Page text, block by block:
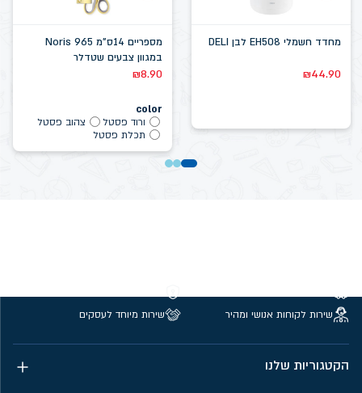
מחדד חשמלי EH508 לבן DELI
₪44.90
מספריים 14ס"מ Noris 965
במגוון צבעים שטדלר
₪8.90
color
ורוד פסטל
צהוב פסטל
תכלת פסטל
שירות לקוחות אנושי ומהיר
שירות מיוחד לעסקים
הקטגוריות שלנו